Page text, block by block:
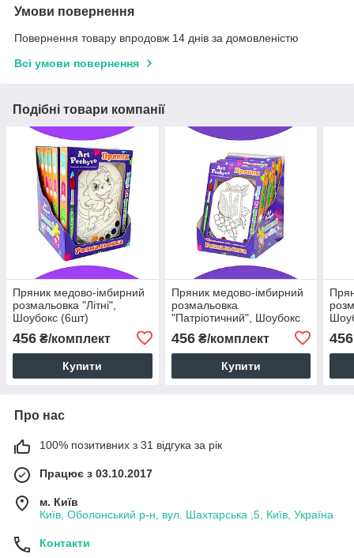
Умови повернення
Повернення товару впродовж 14 днів за домовленістю
Всі умови повернення
Подібні товари компанії
Пряник медово-імбирний
розмальовка "Літні",
Шоубокс (6шт)
456 ₴/комплект
Купити
Пряник медово-імбирний
розмальовка
"Патріотичний", Шоубокс
456₴/комплект
Купити
456
Про нас
100% позитивних з 31 відгука за рік
Працює з 03.10.2017
м. Київ
Київ, Оболонський р-н, вул. Шахтарська ,5, Київ, Україна
Контакти